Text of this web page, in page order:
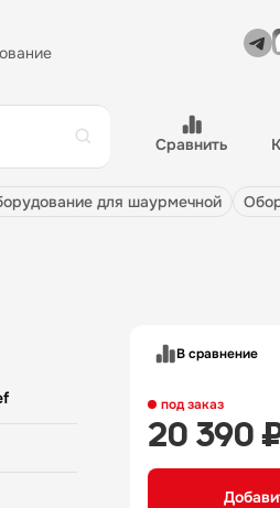
Сравнить
для шаурмечной
В сравнение
под заказ
20 390